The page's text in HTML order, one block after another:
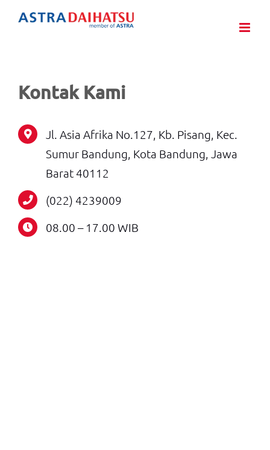
Kontak Kami
Jl. Asia Afrika No.127, Kb. Pisang, Kec.
Sumur Bandung, Kota Bandung, Jawa
Barat 40112
(022) 4239009
08.00 – 17.00 WIB